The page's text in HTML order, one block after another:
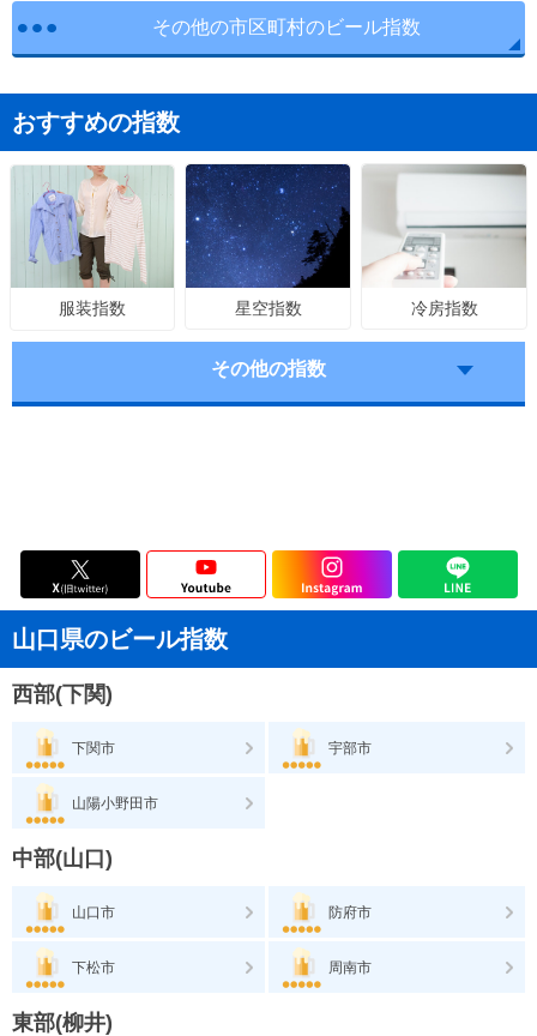
その他の市区町村のビール指数
おすすめの指数
服装指数 星空指数 冷房指数
その他の指数
山口県のビール指数
西部(下関)
下関市 宇部市
山陽小野田市
中部(山口)
山口市 防府市
下松市 周南市
東部(柳井)